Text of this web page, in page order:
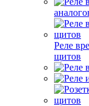
Реле
щитов